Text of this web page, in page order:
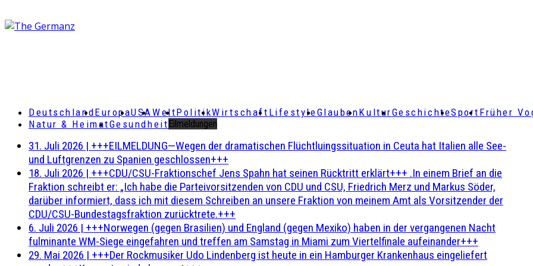
DeutschlandEuropaUSAWeltPolitikWirtschaft LifestyleGlaubenKulturGeschichteSport Früher
Natur & HeimatGesundheit Eilmeldungen
31. Juli 2026 | +++EILMELDUNG—Wegen der dramatischen Flüchtluingssituation in Ceuta hat Italien alle See-
und Luftgrenzen zu Spanien geschlossen+++
18. Juli 2026 | +++CDU/CSU-Fraktionschef Jens Spahn hat seinen Rücktritt erklärt+++ .In einem Brief an die
Fraktion schreibt er: „Ich habe die Parteivorsitzenden von CDU und CSU, Friedrich Merz und Markus Söder,
darüber informiert, dass ich mit diesem Schreiben an unsere Fraktion von meinem Amt als Vorsitzender der
CDU/CSU-Bundestagsfraktion zurücktrete.+++
6. Juli 2026 | +++Norwegen (gegen Brasilien) und England (gegen Mexiko) haben in der vergangenen Nacht
fulminante WM-Siege eingefahren und treffen am Samstag in Miami zum Viertelfinale aufeinander+++
29. Mai 2026 | +++Der Rockmusiker Udo Lindenberg ist heute in ein Hamburger Krankenhaus eingeliefert